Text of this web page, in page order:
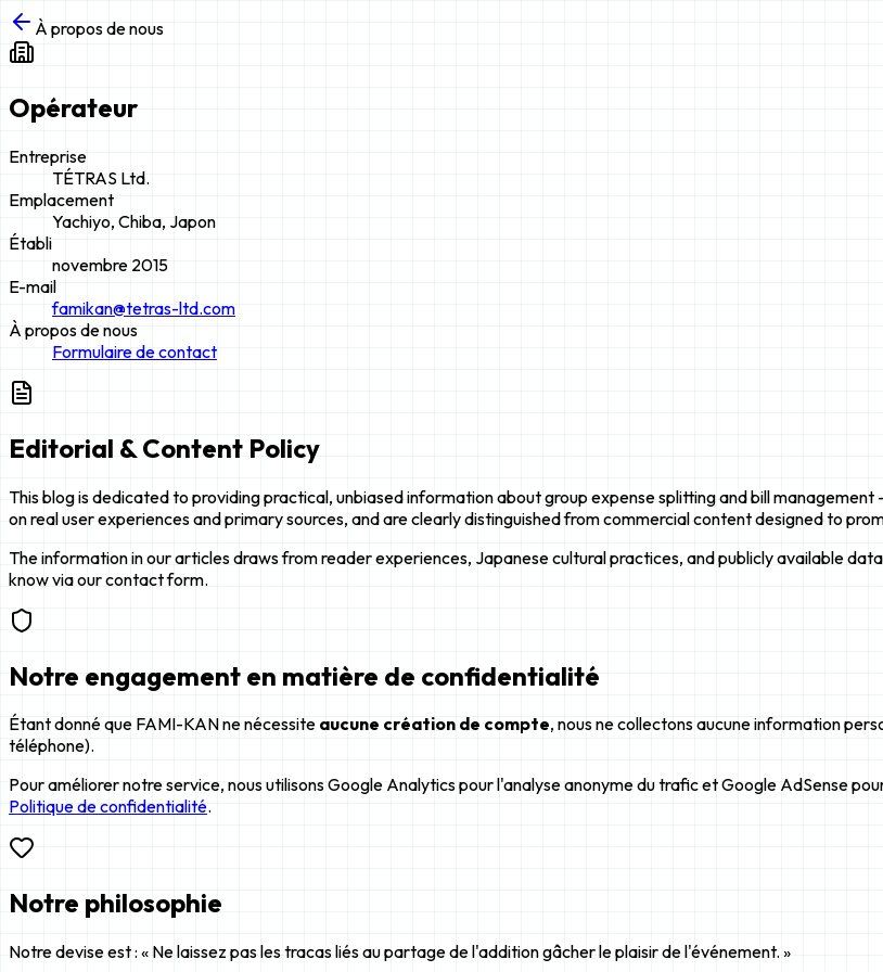
À propos de nous
Opérateur
Entreprise
TÉTRAS Ltd.
Emplacement
Yachiyo, Chiba, Japon
Établi
novembre 2015
E-mail
famikan@tetras-ltd.com
À propos de nous
Formulaire de contact
Editorial & Content Policy
This blog is dedicated to providing practical, unbiased information about group expense splitting and bill
on real user experiences and primary sources, and are clearly distinguished from commercial content designed to
The information in our articles draws from reader experiences, Japanese cultural practices, and publicly available
know via our contact form.
Notre engagement en matière de confidentialité
Étant donné que FAMI-KAN ne nécessite aucune création de compte, nous ne collectons aucune information
téléphone).
Pour améliorer notre service, nous utilisons Google Analytics pour l'analyse anonyme du trafic et Google AdSense
Politique de confidentialité.
Notre philosophie
Notre devise est : « Ne laissez pas les tracas liés au partage de l'addition gâcher le plaisir de l'événement. »